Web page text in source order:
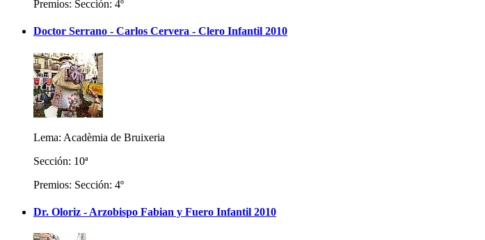
Premios: Sección: 4º
Doctor Serrano - Carlos Cervera - Clero Infantil 2010
Lema: Acadèmia de Bruixeria
Sección: 10ª
Premios: Sección: 4º
Dr. Oloriz - Arzobispo Fabian y Fuero Infantil 2010